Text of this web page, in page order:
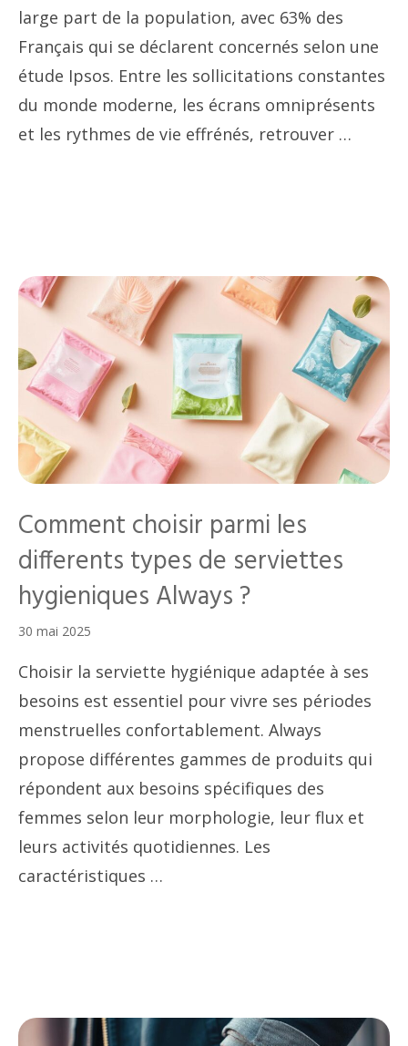
large part de la population, avec 63% des
Français qui se déclarent concernés selon une
étude Ipsos. Entre les sollicitations constantes
du monde moderne, les écrans omniprésents
et les rythmes de vie effrénés, retrouver …
Comment choisir parmi les
differents types de serviettes
hygieniques Always ?
30 mai 2025
Choisir la serviette hygiénique adaptée à ses
besoins est essentiel pour vivre ses périodes
menstruelles confortablement. Always
propose différentes gammes de produits qui
répondent aux besoins spécifiques des
femmes selon leur morphologie, leur flux et
leurs activités quotidiennes. Les
caractéristiques …